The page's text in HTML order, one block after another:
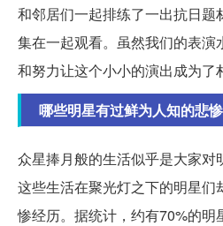
和邻居们一起排练了一出抗日题
集在一起观看。虽然我们的表演
和努力让这个小小的演出成为了
哪些明星有过鲜为人知的悲
众星捧月般的生活似乎是大家对
这些生活在聚光灯之下的明星们
惨经历。据统计，约有70%的